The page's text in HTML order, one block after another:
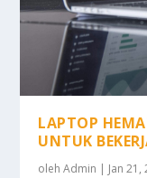
LAPTOP
UNTUK
olehAdmin | Jan 21,